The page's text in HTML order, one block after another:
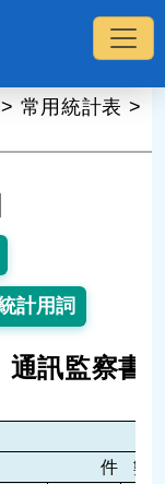
> 常用統計表 >
通訊監察書
件 數